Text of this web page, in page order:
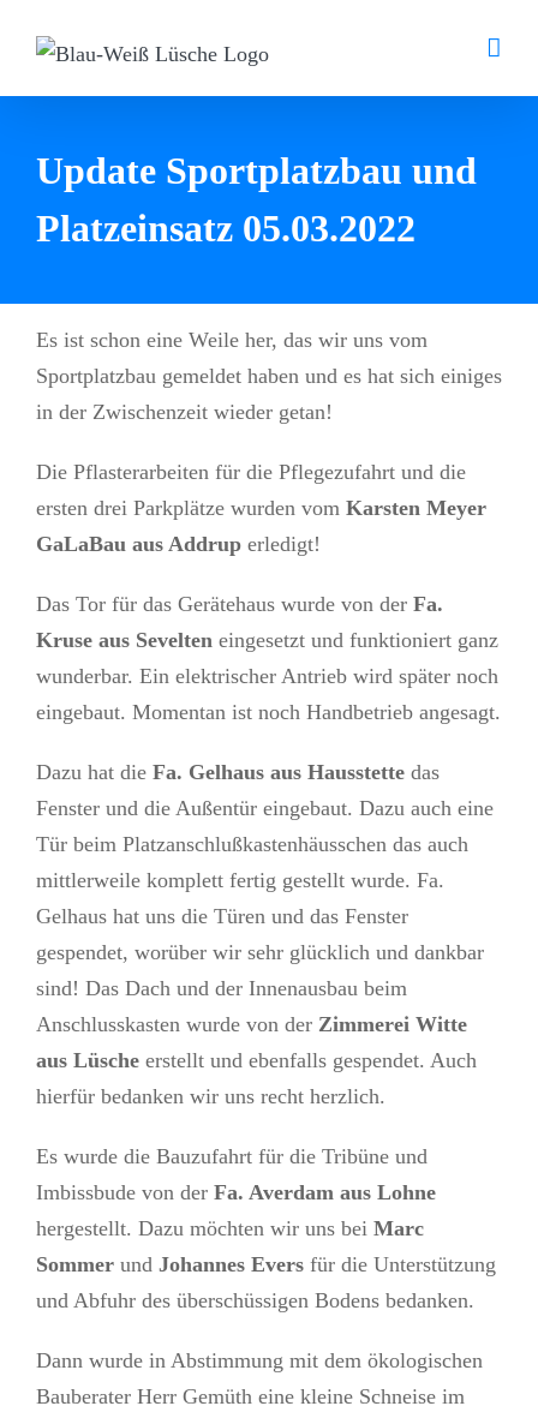
Inhalt
Update Sportplatzbau und
Platzeinsatz 05.03.2022
Es ist schon eine Weile her, das wir uns vom
Sportplatzbau gemeldet haben und es hat sich einiges
in der Zwischenzeit wieder getan!
Die Pflasterarbeiten für die Pflegezufahrt und die
ersten drei Parkplätze wurden vom Karsten Meyer
GaLaBau aus Addrup erledigt!
Das Tor für das Gerätehaus wurde von der Fa.
Kruse aus Sevelten eingesetzt und funktioniert ganz
wunderbar. Ein elektrischer Antrieb wird später noch
eingebaut. Momentan ist noch Handbetrieb angesagt.
Dazu hat die Fa. Gelhaus aus Hausstette das
Fenster und die Außentür eingebaut. Dazu auch eine
Tür beim Platzanschlußkastenhäusschen das auch
mittlerweile komplett fertig gestellt wurde. Fa.
Gelhaus hat uns die Türen und das Fenster
gespendet, worüber wir sehr glücklich und dankbar
sind! Das Dach und der Innenausbau beim
Anschlusskasten wurde von der Zimmerei Witte
aus Lüsche erstellt und ebenfalls gespendet. Auch
hierfür bedanken wir uns recht herzlich.
Es wurde die Bauzufahrt für die Tribüne und
Imbissbude von der Fa. Averdam aus Lohne
hergestellt. Dazu möchten wir uns bei Marc
Sommer und Johannes Evers für die Unterstützung
und Abfuhr des überschüssigen Bodens bedanken.
Dann wurde in Abstimmung mit dem ökologischen
Bauberater Herr Gemüth eine kleine Schneise im